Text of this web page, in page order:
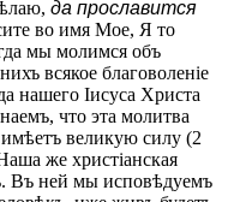
да прославится
во имя Мое, Я то
мы молимся объ
всякое благоволеніе
нашего Іисуса Христа
что эта молитва
великую силу (2
же христіанская
Въ ней мы исповѣдуемъ